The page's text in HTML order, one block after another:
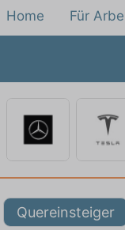
Home Für
Quereinsteiger